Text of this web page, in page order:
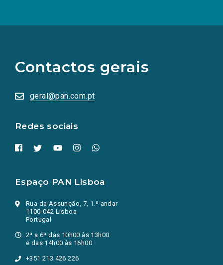
Contactos gerais
geral@pan.com.pt
Redes sociais
redes
sociais
numa
nova
Espaço PAN Lisboa
Rua da Assunção, 7, 1.º andar
1100-042 Lisboa
Portugal
2ª a 6ª das 10h00 às 13h00
e das 14h00 às 16h00
+351 213 426 226